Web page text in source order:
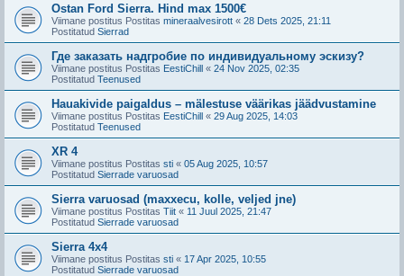
Ostan Ford Sierra. Hind max 1500€
Viimane postitus Postitas mineraalvesirott « 28 Dets 2025, 21:11
Postitatud Sierrad
Где заказать надгробие по индивидуальному эскизу?
Viimane postitus Postitas EestiChill « 24 Nov 2025, 02:35
Postitatud Teenused
Hauakivide paigaldus – mälestuse väärikas jäädvustamine
Viimane postitus Postitas EestiChill « 29 Aug 2025, 14:03
Postitatud Teenused
XR 4
Viimane postitus Postitas sti « 05 Aug 2025, 10:57
Postitatud Sierrade varuosad
Sierra varuosad (maxxecu, kolle, veljed jne)
Viimane postitus Postitas Tiit « 11 Juul 2025, 21:47
Postitatud Sierrade varuosad
Sierra 4x4
Viimane postitus Postitas sti « 17 Apr 2025, 10:55
Postitatud Sierrade varuosad